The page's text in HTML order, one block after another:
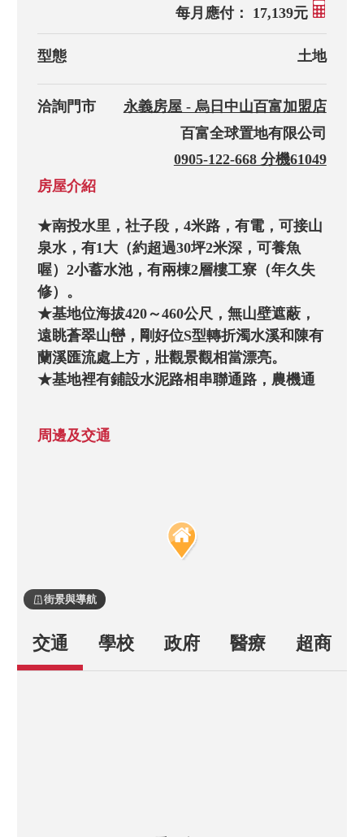
每月應付： 17,139元
型態 土地
洽詢門市
永義房屋 - 烏日中山百富加盟店
百富全球置地有限公司
0905-122-668 分機61049
房屋介紹
★南投水里，社子段，4米路，有電，可接山
泉水，有1大（約超過30坪2米深，可養魚
喔）2小蓄水池，有兩棟2層樓工寮（年久失
修）。
★基地位海拔420～460公尺，無山壁遮蔽，
遠眺蒼翠山巒，剛好位S型轉折濁水溪和陳有
蘭溪匯流處上方，壯觀景觀相當漂亮。
★基地裡有鋪設水泥路相串聯通路，農機通
★基地以山坡地保育地來說，依山勢而上梯
田式農牧用地，尚可整地多出大平台利用，
12338坪（共 4甲多）超大面積，多元規劃利
用，如擁座森林，樂不思蜀。
萬元，只賣 598萬元，可節稅，可抵稅，物
★農地10多年未管理，稍加整地除草，可種
植高經濟作物，創造更高收益價值，很快回
周邊及交通
街景與導航
交通 學校 政府 醫療 超商